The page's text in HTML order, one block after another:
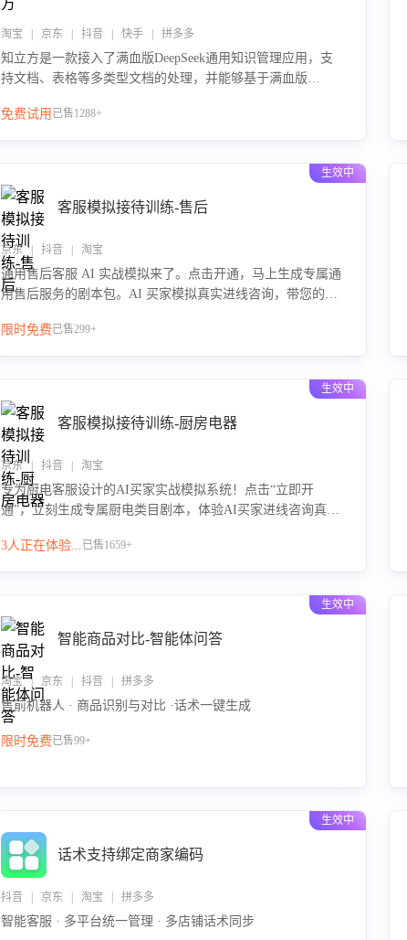
淘宝 | 京东 | 抖音 | 快手 | 拼多多
知立方是一款接入了满血版DeepSeek通用知识管理应用，支
持文档、表格等多类型文档的处理，并能够基于满血版
识支持，帮助用户高效管理和利用知识资源。通过该产品，
免费试用 已售1288+
生效中
客服模拟接待训练-售后
京东 | 抖音 | 淘宝
通用售后客服 AI 实战模拟来了。点击开通，马上生成专属通
用售后服务的剧本包。AI 买家模拟真实进线咨询，带您的客
对要点，轻松提升服务能力。
限时免费已售299+
生效中
客服模拟接待训练-厨房电器
京东 | 抖音 | 淘宝
专为厨电客服设计的AI买家实战模拟系统！点击“立即开
通”，立刻生成专属厨电类目剧本，体验AI买家进线咨询真实
景应对技巧！
3人正在体验...已售1659+
生效中
智能商品对比-智能体问答
淘宝 | 京东 | 抖音 | 拼多多
售前机器人 · 商品识别与对比 ·话术一键生成
限时免费已售99+
生效中
话术支持绑定商家编码
抖音 | 京东 | 淘宝 | 拼多多
智能客服 · 多平台统一管理 · 多店铺话术同步